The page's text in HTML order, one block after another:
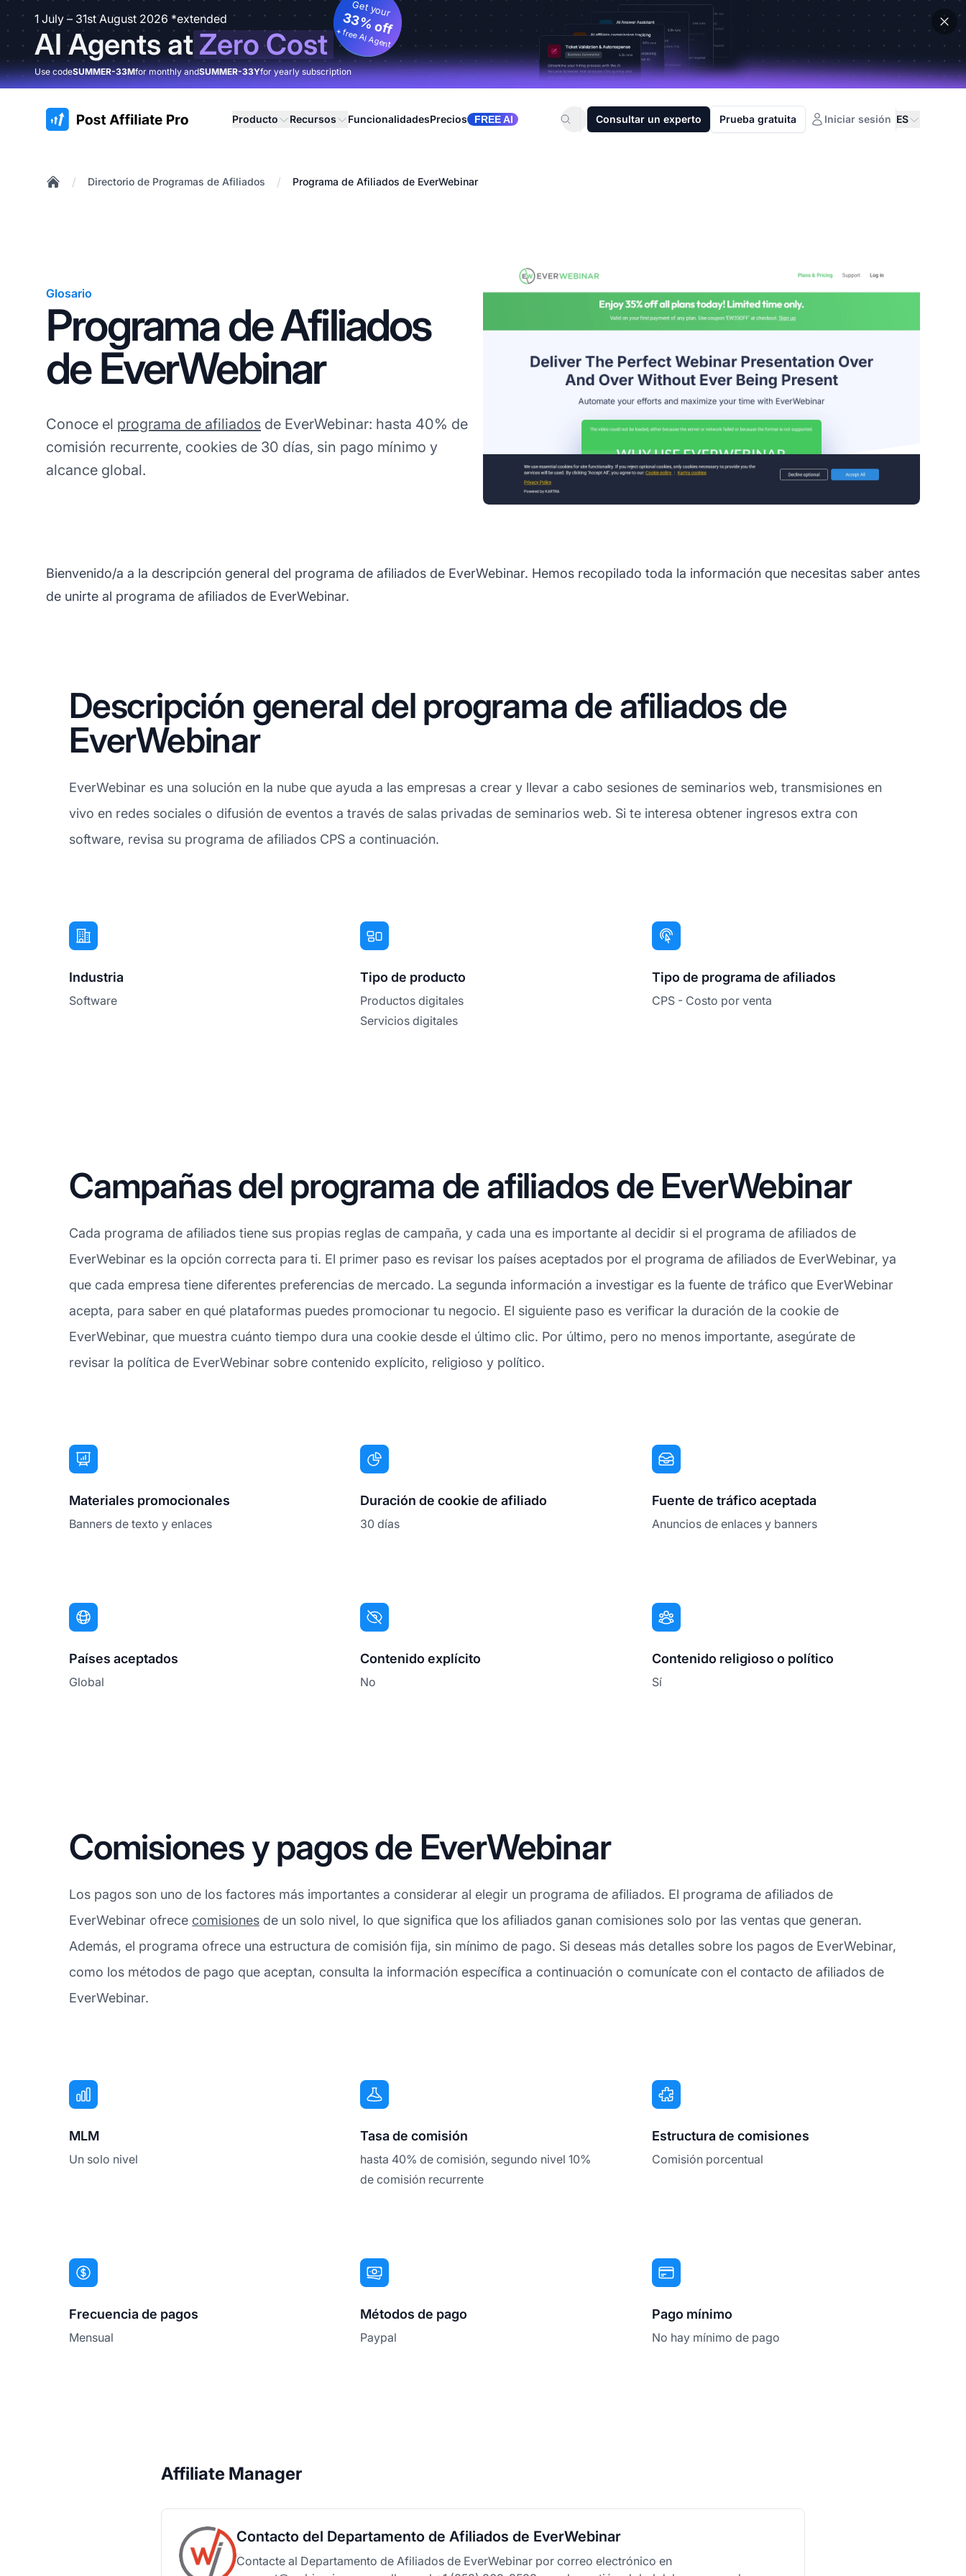
1 July – 31st August 2026 *extended
AI Agents atZero Cost
Get your
33% off
+ free AI Agent
Use codeSUMMER-33Mfor monthly andSUMMER-33Yfor yearly subscription
:site.title Producto Recursos FuncionalidadesPrecios FREE AI Consultar un experto Prueba gratuita Iniciar sesión ES
/ Directorio de Programas de Afiliados / Programa de Afiliados de EverWebinar
Glosario
Programa de Afiliados
de EverWebinar
Conoce el programa de afiliados de EverWebinar: hasta 40% de
comisión recurrente, cookies de 30 días, sin pago mínimo y
alcance global.
Bienvenido/a a la descripción general del programa de afiliados de EverWebinar. Hemos recopilado toda la información que necesitas saber antes
de unirte al programa de afiliados de EverWebinar.
Descripción general del programa de afiliados de
EverWebinar
EverWebinar es una solución en la nube que ayuda a las empresas a crear y llevar a cabo sesiones de seminarios web, transmisiones en
vivo en redes sociales o difusión de eventos a través de salas privadas de seminarios web. Si te interesa obtener ingresos extra con
software, revisa su programa de afiliados CPS a continuación.
Industria
Software
Tipo de producto
Productos digitales
Servicios digitales
Tipo de programa de afiliados
CPS - Costo por venta
Campañas del programa de afiliados de EverWebinar
Cada programa de afiliados tiene sus propias reglas de campaña, y cada una es importante al decidir si el programa de afiliados de
EverWebinar es la opción correcta para ti. El primer paso es revisar los países aceptados por el programa de afiliados de EverWebinar, ya
que cada empresa tiene diferentes preferencias de mercado. La segunda información a investigar es la fuente de tráfico que EverWebinar
acepta, para saber en qué plataformas puedes promocionar tu negocio. El siguiente paso es verificar la duración de la cookie de
EverWebinar, que muestra cuánto tiempo dura una cookie desde el último clic. Por último, pero no menos importante, asegúrate de
revisar la política de EverWebinar sobre contenido explícito, religioso y político.
Materiales promocionales
Banners de texto y enlaces
Duración de cookie de afiliado
30 días
Fuente de tráfico aceptada
Anuncios de enlaces y banners
Países aceptados
Global
Contenido explícito
No
Contenido religioso o político
Sí
Comisiones y pagos de EverWebinar
Los pagos son uno de los factores más importantes a considerar al elegir un programa de afiliados. El programa de afiliados de
EverWebinar ofrece comisiones de un solo nivel, lo que significa que los afiliados ganan comisiones solo por las ventas que generan.
Además, el programa ofrece una estructura de comisión fija, sin mínimo de pago. Si deseas más detalles sobre los pagos de EverWebinar,
como los métodos de pago que aceptan, consulta la información específica a continuación o comunícate con el contacto de afiliados de
EverWebinar.
MLM
Un solo nivel
Tasa de comisión
hasta 40% de comisión, segundo nivel 10%
de comisión recurrente
Estructura de comisiones
Comisión porcentual
Frecuencia de pagos
Mensual
Métodos de pago
Paypal
Pago mínimo
No hay mínimo de pago
Affiliate Manager
Contacto del Departamento de Afiliados de EverWebinar
Contacte al Departamento de Afiliados de EverWebinar por correo electrónico en